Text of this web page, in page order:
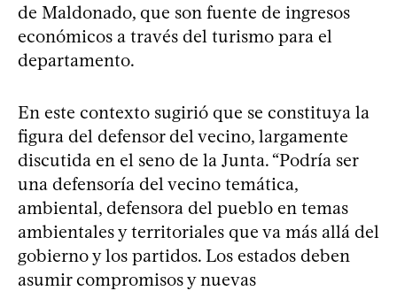
de Maldonado, que son fuente de ingresos
económicos a través del turismo para el
departamento.
En este contexto sugirió que se constituya la
figura del defensor del vecino, largamente
discutida en el seno de la Junta. “Podría ser
una defensoría del vecino temática,
ambiental, defensora del pueblo en temas
ambientales y territoriales que va más allá del
gobierno y los partidos. Los estados deben
asumir compromisos y nuevas